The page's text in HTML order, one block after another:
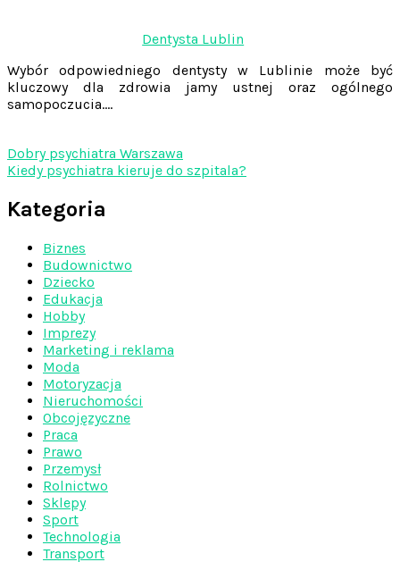
Dentysta Lublin
Wybór odpowiedniego dentysty w Lublinie może być
kluczowy dla zdrowia jamy ustnej oraz ogólnego
samopoczucia.…
Dobry psychiatra Warszawa
Kiedy psychiatra kieruje do szpitala?
Kategoria
Biznes
Budownictwo
Dziecko
Edukacja
Hobby
Imprezy
Marketing i reklama
Moda
Motoryzacja
Nieruchomości
Obcojęzyczne
Praca
Prawo
Przemysł
Rolnictwo
Sklepy
Sport
Technologia
Transport